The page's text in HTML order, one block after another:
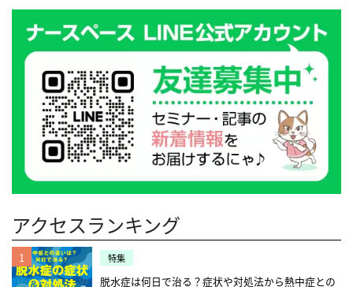
アクセスランキング
1 特集
脱水症は何日で治る？症状や対処法から熱中症との